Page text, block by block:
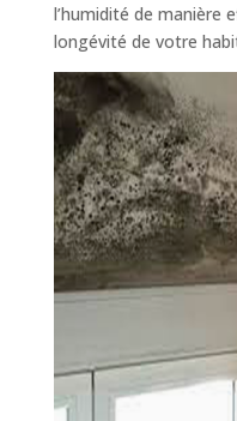
l’humidité de manière
longévité de votre